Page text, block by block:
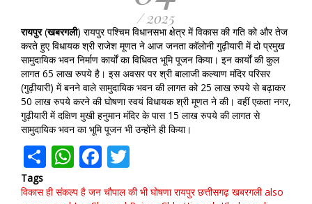
/ 2025
रायपुर(खबरगली) रायपुर पश्चिम विधानसभा क्षेत्र में विकास की गति को और तेज
करते हुए विधायक श्री राजेश मूणत ने आज जनता कॉलोनी गुढ़ीयारी में दो प्रमुख
सामुदायिक भवन निर्माण कार्यों का विधिवत भूमि पूजन किया। इन कार्यों की कुल
लागत 65 लाख रुपये है। इस अवसर पर श्री बालाजी कल्याण मंदिर परिसर
(गुढ़ीयारी) में बनने वाले सामुदायिक भवन की लागत को 25 लाख रुपये से बढ़ाकर
50 लाख रुपये करने की घोषणा स्वयं विधायक श्री मूणत ने की। वहीं एकता नगर,
गुढ़ीयारी में दक्षिण मुखी हनुमान मंदिर के पास 15 लाख रुपये की लागत से
सामुदायिक भवन का भूमि पूजन भी उन्होंने ही किया।
ShareWhatsApp
Facebook
Tags
विकास ही संकल्प है जन चौपाल की भी घोषणा रायपुर छत्तीसगढ़ खबरगली also